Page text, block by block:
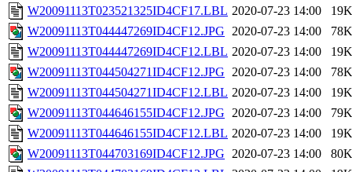
W20091113T023521325ID4CF17.LBL 2020-07-23 14:00
19K
W20091113T044447269ID4CF12.JPG 2020-07-23 14:00
78K
W20091113T044447269ID4CF12.LBL 2020-07-23 14:00
19K
W20091113T044504271ID4CF12.JPG 2020-07-23 14:00
78K
W20091113T044504271ID4CF12.LBL 2020-07-23 14:00
19K
W20091113T044646155ID4CF12.JPG 2020-07-23 14:00
79K
W20091113T044646155ID4CF12.LBL 2020-07-23 14:00
19K
W20091113T044703169ID4CF12.JPG 2020-07-23 14:00
80K